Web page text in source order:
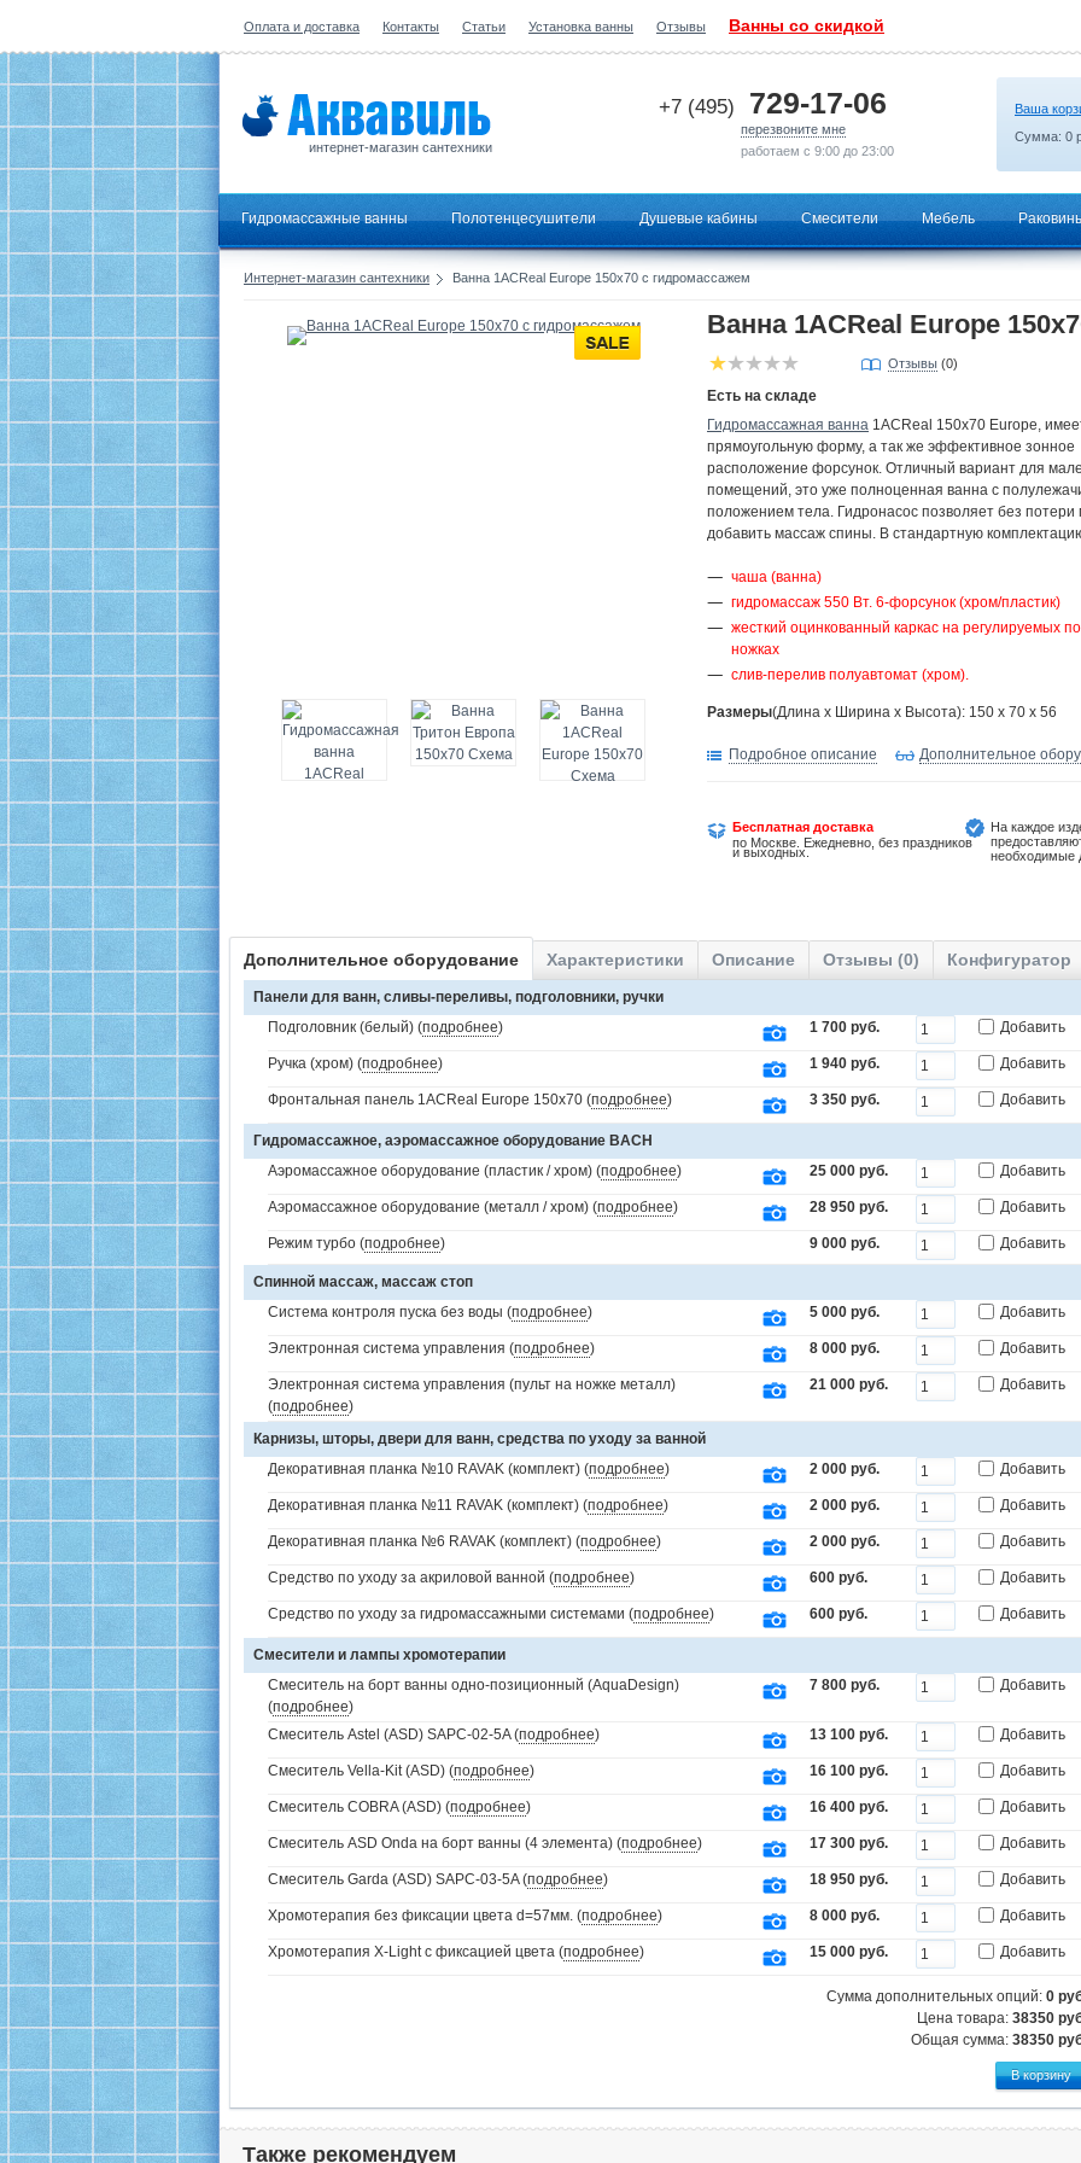
Оплата и доставка Контакты Статьи Установка ванны Отзывы Ванны со скидкой
интернет-магазин сантехники
+7 (495) 729-17-06
перезвоните мне
работаем с 9:00 до 23:00
Ваша
Сумма: 0
Гидромассажные ванны Полотенцесушители Душевые кабины Смесители Мебель
Интернет-магазин сантехники Ванна 1ACReal Europe 150х70 с гидромассажем
Ванна 1ACReal Europe
Отзывы (0)
Есть на складе
Гидромассажная ванна 1ACReal 150х70 Europe,
прямоугольную форму, а так же эффективное зонное
расположение форсунок. Отличный вариант для
помещений, это уже полноценная ванна с
положением тела. Гидронасос позволяет без
добавить массаж спины. В стандартную
чаша (ванна)
гидромассаж 550 Вт. 6-форсунок (хром/пластик)
жесткий оцинкованный каркас на регулируемых
ножках
слив-перелив полуавтомат (хром).
Размеры(Длина х Ширина х Высота): 150 x 70 x 56
Подробное описание Дополнительное
Бесплатная доставка
по Москве. Ежедневно, без праздников
и выходных.
На каждое
необходимые
Дополнительное оборудование Характеристики Описание Отзывы (0) Конфигуратор
Панели для ванн, сливы-переливы, подголовники, ручки
Подголовник (белый) (подробнее) 1 700 руб. Добавить
Ручка (хром) (подробнее) 1 940 руб. Добавить
Фронтальная панель 1ACReal Europe 150x70 (подробнее) 3 350 руб. Добавить
Гидромассажное, аэромассажное оборудование BACH
Аэромассажное оборудование (пластик / хром) (подробнее) 25 000 руб. Добавить
Аэромассажное оборудование (металл / хром) (подробнее) 28 950 руб. Добавить
Режим турбо (подробнее) 9 000 руб. Добавить
Спинной массаж, массаж стоп
Система контроля пуска без воды (подробнее) 5 000 руб. Добавить
Электронная система управления (подробнее) 8 000 руб. Добавить
Электронная система управления (пульт на ножке металл)
(подробнее)
21 000 руб. Добавить
Карнизы, шторы, двери для ванн, средства по уходу за ванной
Декоративная планка №10 RAVAK (комплект) (подробнее) 2 000 руб. Добавить
Декоративная планка №11 RAVAK (комплект) (подробнее) 2 000 руб. Добавить
Декоративная планка №6 RAVAK (комплект) (подробнее) 2 000 руб. Добавить
Средство по уходу за акриловой ванной (подробнее) 600 руб. Добавить
Средство по уходу за гидромассажными системами (подробнее) 600 руб. Добавить
Смесители и лампы хромотерапии
Смеситель на борт ванны одно-позиционный (AquaDesign)
(подробнее)
7 800 руб. Добавить
Смеситель Astel (ASD) SAPC-02-5A (подробнее) 13 100 руб. Добавить
Смеситель Vella-Kit (ASD) (подробнее) 16 100 руб. Добавить
Смеситель COBRA (ASD) (подробнее) 16 400 руб. Добавить
Смеситель ASD Onda на борт ванны (4 элемента) (подробнее) 17 300 руб. Добавить
Смеситель Garda (ASD) SAPC-03-5A (подробнее) 18 950 руб. Добавить
Хромотерапия без фиксации цвета d=57мм. (подробнее) 8 000 руб. Добавить
Хромотерапия X-Light с фиксацией цвета (подробнее) 15 000 руб. Добавить
Сумма дополнительных опций: 0
Цена товара: 38350
Общая сумма: 38350
Также рекомендуем